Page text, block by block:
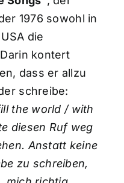
1976 sowohl in
die
kontert
dass er allzu
schreibe:
the world / with
diesen Ruf weg
Anstatt keine
zu schreiben,